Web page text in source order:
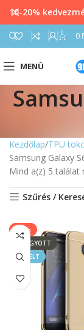
0 0
MENÜ
Kezdőlap TPU
Samsung Galaxy
Mind a(z) 5 találat
Szűrés /
-14%
ELFOGYOTT
KIEMELT
10-20%